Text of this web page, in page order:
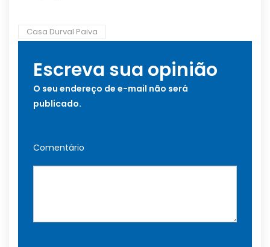
Casa Durval Paiva
Escreva sua opinião
O seu endereço de e-mail não será
publicado.
Comentário